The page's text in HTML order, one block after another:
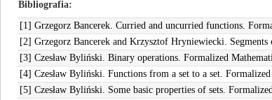
Bibliografia
[1] Grzegorz Bancerek. Curried and uncurried functions.
[2] Grzegorz Bancerek and Krzysztof Hryniewiecki.
[3] Czesław Byliński. Binary operations. Formalized
[4] Czesław Byliński. Functions from a set to a set.
[5] Czesław Byliński. Some basic properties of sets.